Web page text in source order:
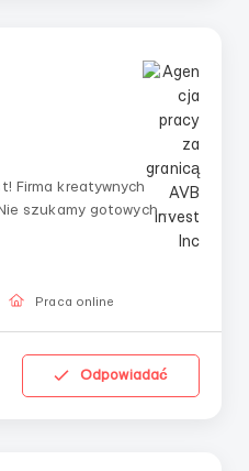
Firma kreatywnych
szukamy gotowych
na staż aktywnych i
początkujących jak i
Praca online
Odpowiadać